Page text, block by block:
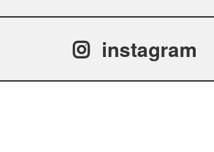
instagram